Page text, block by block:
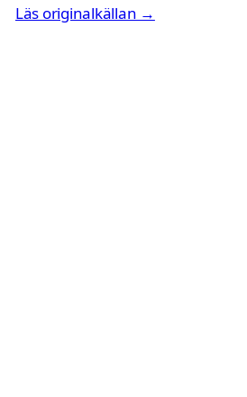
Läs originalkällan →